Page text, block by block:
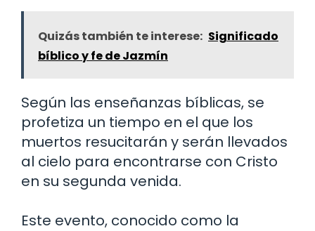
Quizás también te interese: Significado
bíblico y fe de Jazmín
Según las enseñanzas bíblicas, se
profetiza un tiempo en el que los
muertos resucitarán y serán llevados
al cielo para encontrarse con Cristo
en su segunda venida.
Este evento, conocido como la